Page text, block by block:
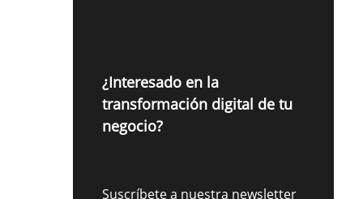
¿Interesado en la
transformación digital de tu
negocio?
Suscríbete a nuestra newsletter